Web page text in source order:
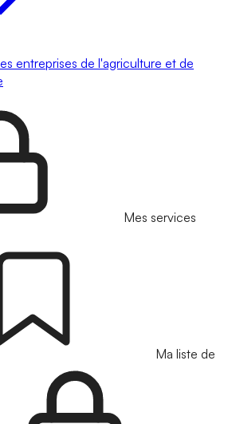
entreprises de l'agriculture et de
Mes services
Ma liste de